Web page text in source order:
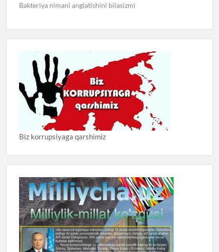
Bakteriya nimani anglatishini bilasizmi
Biz korrupsiyaga qarshimiz